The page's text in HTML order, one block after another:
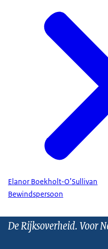
Elanor Boekholt-O’Sullivan
Bewindspersoon
De Rijksoverheid. Voor